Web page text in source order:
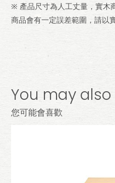
※ 產品尺寸為人工丈量，實木
商品會有一定誤差範圍，請以
You may also
您可能會喜歡